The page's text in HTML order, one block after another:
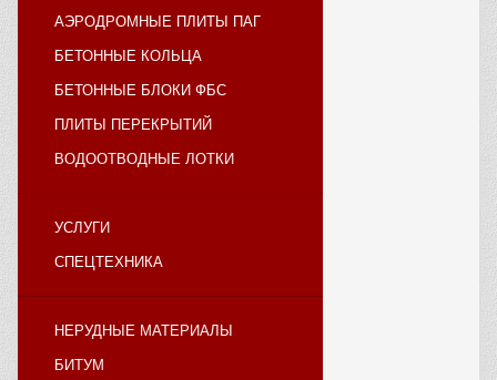
АЭРОДРОМНЫЕ ПЛИТЫ ПАГ
БЕТОННЫЕ КОЛЬЦА
БЕТОННЫЕ БЛОКИ ФБС
ПЛИТЫ ПЕРЕКРЫТИЙ
ВОДООТВОДНЫЕ ЛОТКИ
УСЛУГИ
СПЕЦТЕХНИКА
НЕРУДНЫЕ МАТЕРИАЛЫ
БИТУМ